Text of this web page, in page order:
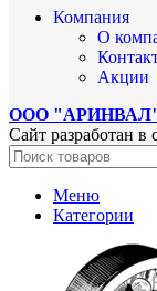
Компания
О
Акции
ООО
Сайт разработан в
Меню
Категории